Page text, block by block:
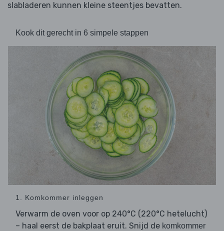
slabladeren kunnen kleine steentjes bevatten.
Kook dit gerecht in 6 simpele stappen
1. Komkommer inleggen
Verwarm de oven voor op 240°C (220°C hetelucht)
– haal eerst de bakplaat eruit. Snijd de komkommer